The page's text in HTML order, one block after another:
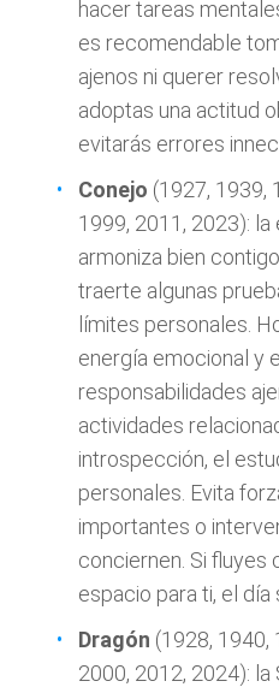
hacer tareas
es recomendable
ajenos ni querer
adoptas una actitud
evitarás errores
Conejo (1927, 1939,
1999, 2011, 2023): la
armoniza bien
traerte algunas
límites personales.
energía emocional y
responsabilidades
actividades
introspección, el
personales. Evita
importantes o
conciernen. Si fluyes
espacio para ti, el día
Dragón (1928, 1940,
2000, 2012, 2024):